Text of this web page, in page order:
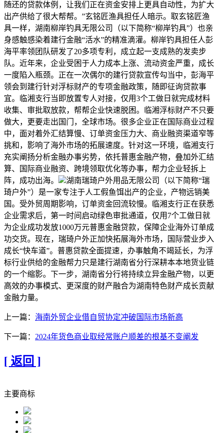
随还的贷款体例，让我们正在资金安排上更具自动性，为扩大
出产供给了很大帮帮。”玄铭匠渔具担任人暗示。取玄铭匠渔
具一样，湖南柳岸钓具无限公司（以下简称“柳岸钓具”）也亲
身感触感染着建行金融“活水”的精准滴灌。柳岸钓具担任人彭
海平率领团队研发了20多项专利，成立起一支成熟的发卖步
队。近年来，企业受困于人力成本上涨、流动资金严重，成长
一度陷入瓶颈。正在一次偶尔的建行贷款宣传勾当中，彭海平
领会到建行针对浮标财产的专项金融政策，随即征询贷款事
宜。临湘支行当即放置专人对接，仅用3个工做日就完成材料
收集、审批取放款，帮帮企业快速脱困。临湘浮标财产不只要
做大，更要走出国门，全球市场。很多企业正在国际商业过程
中，面对着外汇结算慢、订单资金压力大、商业融资渠道窄等
挑和，影响了海外市场的拓展速度。针对这一环境，临湘支行
充实阐扬分析金融办事劣势，依托普惠金融产物，叠加外汇结
算、国际商业融资、跨境领取优化等办事，帮力企业轻拆上
阵，成功出海。
湖南瑞琦户外用品无限公司（以下简称“瑞
琦户外”）是一家专注于人工假鱼饵出产的企业，产物远销美
国。受外贸周期影响，订单资金回流较慢。临湘支行正在获悉
企业需求后，第一时间启动绿色审批通道，仅用7个工做日就
为企业成功发放1000万元普惠金融贷款，保障企业海外订单成
功交货。现在，瑞琦户外正加快拓展海外市场，国际营业步入
成长“快车道”。普惠贷款全面提速，办事触角不竭延长，为浮
标行业供给的金融帮力只是建行湖南省分行深耕本本地货业链
的一个缩影。下一步，湖南省分行将持续立异金融产物，以更
高效的办事模式、更深度的财产融合为湖南特色财产成长贡献
金融力量。
上一篇： 海南外贸企业借自贸协定冲破国际市场新高
下一篇： 2024年货色商业取经常账户顺差的根基不变阐发
[ 返回 ]
主要商标